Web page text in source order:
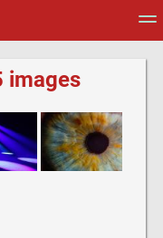
Flux
images